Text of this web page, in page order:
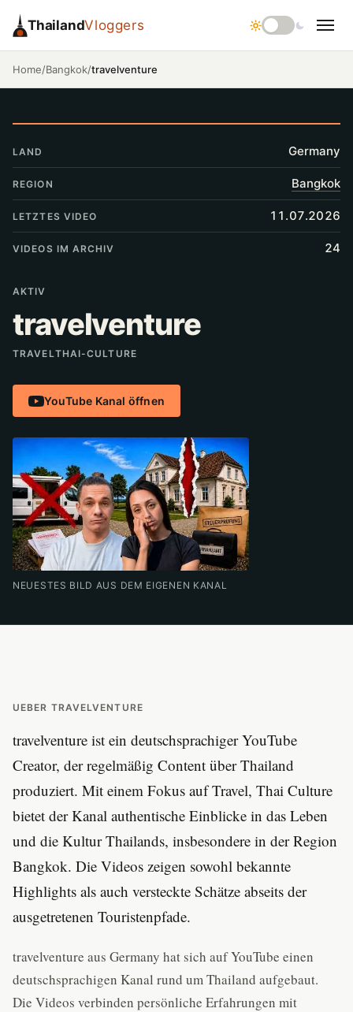
ThailandVloggers
Home/Bangkok/travelventure
LAND Germany
REGION Bangkok
LETZTES VIDEO 11.07.2026
VIDEOS IM ARCHIV 24
AKTIV
travelventure
TRAVELTHAI-CULTURE
YouTube Kanal öffnen
NEUESTES BILD AUS DEM EIGENEN KANAL
UEBER TRAVELVENTURE
travelventure ist ein deutschsprachiger YouTube
Creator, der regelmäßig Content über Thailand
produziert. Mit einem Fokus auf Travel, Thai Culture
bietet der Kanal authentische Einblicke in das Leben
und die Kultur Thailands, insbesondere in der Region
Bangkok. Die Videos zeigen sowohl bekannte
Highlights als auch versteckte Schätze abseits der
ausgetretenen Touristenpfade.
travelventure aus Germany hat sich auf YouTube einen
deutschsprachigen Kanal rund um Thailand aufgebaut.
Die Videos verbinden persönliche Erfahrungen mit